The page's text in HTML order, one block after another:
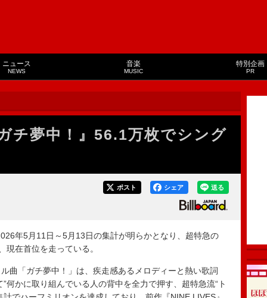
ニュース
NEWS
音楽
MUSIC
特別企画
PR
チ夢中！』56.1万枚でシング
送る
シェア
ポスト
年5月11日～5月13日の集計が明らかとなり、超特急の
在首位を走っている。
「ガチ夢中！」は、疾走感あるメロディーと熱い歌詞
何かに取り組んでいる人の背中を全力で押す、超特急流“ト